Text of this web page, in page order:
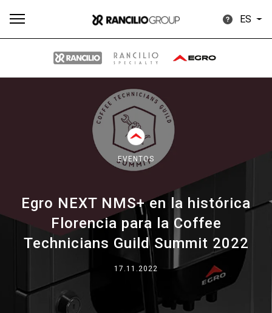
ES
EVENTOS
Egro NEXT NMS+ en la histórica
Florencia para la Coffee
Technicians Guild Summit 2022
17.11.2022
Productos Noticias
Our brands
Group
Noticias